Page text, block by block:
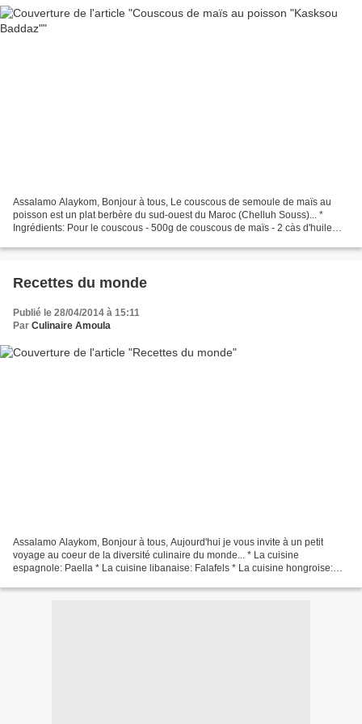
Assalamo Alaykom, Bonjour à tous, Le couscous de semoule de maïs au
poisson est un plat berbère du sud-ouest du Maroc (Chelluh Souss)... *
Ingrédients: Pour le couscous - 500g de couscous de maïs - 2 càs d'huile
Recettes du monde
Publié le 28/04/2014 à 15:11
Par Culinaire Amoula
Assalamo Alaykom, Bonjour à tous, Aujourd'hui je vous invite à un petit
voyage au coeur de la diversité culinaire du monde... * La cuisine
espagnole: Paella * La cuisine libanaise: Falafels * La cuisine hongroise: